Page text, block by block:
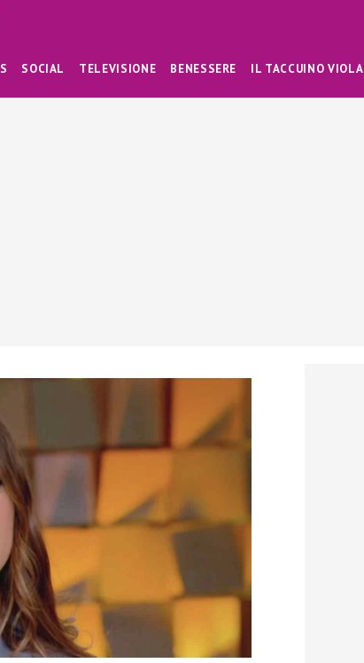
SOCIAL TELEVISIONE BENESSERE IL TACCUINO VIOLA